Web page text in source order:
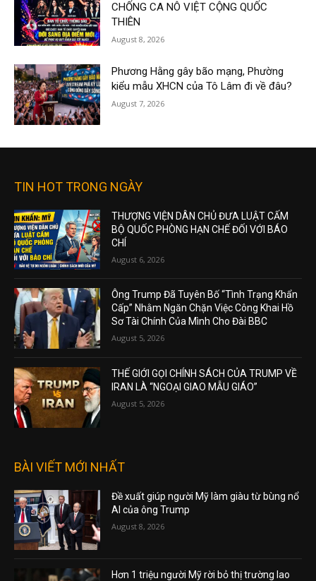
CHỐNG CA NÔ VIỆT CỘNG QUỐC
THIÊN
August 8, 2026
Phương Hằng gây bão mạng, Phường
kiểu mẫu XHCN của Tô Lâm đi về đâu?
August 7, 2026
TIN HOT TRONG NGÀY
THƯỢNG VIỆN DÂN CHỦ ĐƯA LUẬT CẤM
BỘ QUỐC PHÒNG HẠN CHẾ ĐỐI VỚI BÁO
CHÍ
August 6, 2026
Ông Trump Đã Tuyên Bố “Tình Trạng Khẩn
Cấp” Nhằm Ngăn Chặn Việc Công Khai Hồ
Sơ Tài Chính Của Mình Cho Đài BBC
August 5, 2026
THẾ GIỚI GỌI CHÍNH SÁCH CỦA TRUMP VỀ
IRAN LÀ “NGOẠI GIAO MẪU GIÁO”
August 5, 2026
BÀI VIẾT MỚI NHẤT
Đề xuất giúp người Mỹ làm giàu từ bùng nổ
AI của ông Trump
August 8, 2026
Hơn 1 triệu người Mỹ rời bỏ thị trường lao